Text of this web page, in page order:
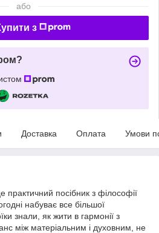
або
з
Доставка Оплата Умови
практичний посібник з філософії
набуває все більшої
знали, як жити в гармонії з
між матеріальним і духовним, не